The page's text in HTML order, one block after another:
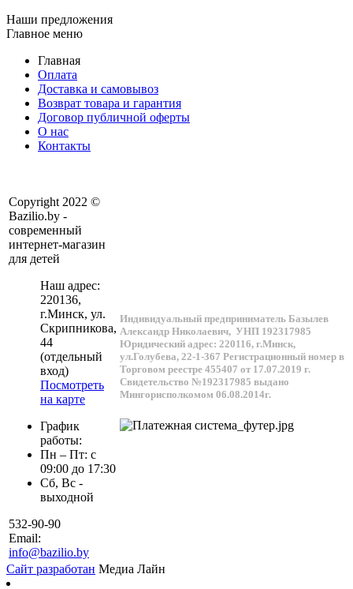
Наши предложения
Главное меню
Главная
Оплата
Доставка и самовывоз
Возврат товара и гарантия
Договор публичной оферты
О нас
Контакты
Copyright 2022 ©
Bazilio.by -
современный
интернет-магазин
для детей
Наш адрес:
220136,
г.Минск, ул.
Скрипникова,
44
(отдельный
вход)
Посмотреть
на карте
График
работы:
Пн – Пт: с
09:00 до 17:30
Сб, Вс -
выходной
532-90-90
Email:
info@bazilio.by
Индивидуальный предприниматель Базылев
Александр Николаевич, УНП 192317985
Юридический адрес: 220116, г.Минск,
ул.Голубева, 22-1-367 Регистрационный номер в
Торговом реестре 455407 от 17.07.2019 г.
Свидетельство №192317985 выдано
Мингорисполкомом 06.08.2014г.
Сайт разработан Медиа Лайн